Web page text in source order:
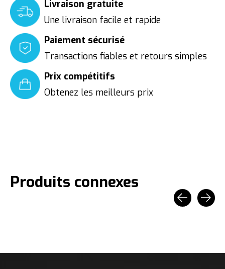
Livraison gratuite
Une livraison facile et rapide
Paiement sécurisé
Transactions fiables et retours simples
Prix compétitifs
Obtenez les meilleurs prix
Produits connexes